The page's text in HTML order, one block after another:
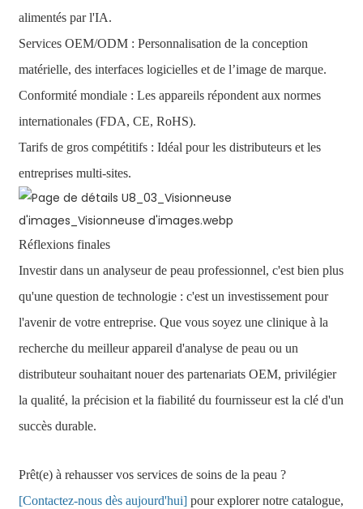
alimentés par l'IA.
Services OEM/ODM : Personnalisation de la conception
matérielle, des interfaces logicielles et de l’image de marque.
Conformité mondiale : Les appareils répondent aux normes
internationales (FDA, CE, RoHS).
Tarifs de gros compétitifs : Idéal pour les distributeurs et les
entreprises multi-sites.
Réflexions finales
Investir dans un analyseur de peau professionnel, c'est bien plus
qu'une question de technologie : c'est un investissement pour
l'avenir de votre entreprise. Que vous soyez une clinique à la
recherche du meilleur appareil d'analyse de peau ou un
distributeur souhaitant nouer des partenariats OEM, privilégier
la qualité, la précision et la fiabilité du fournisseur est la clé d'un
succès durable.
Prêt(e) à rehausser vos services de soins de la peau ?
[Contactez-nous dès aujourd'hui]pour explorer notre catalogue,